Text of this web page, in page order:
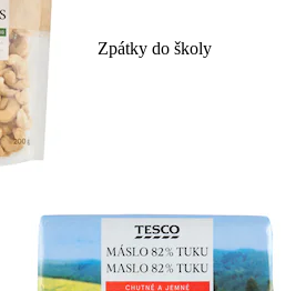
Zpátky do školy